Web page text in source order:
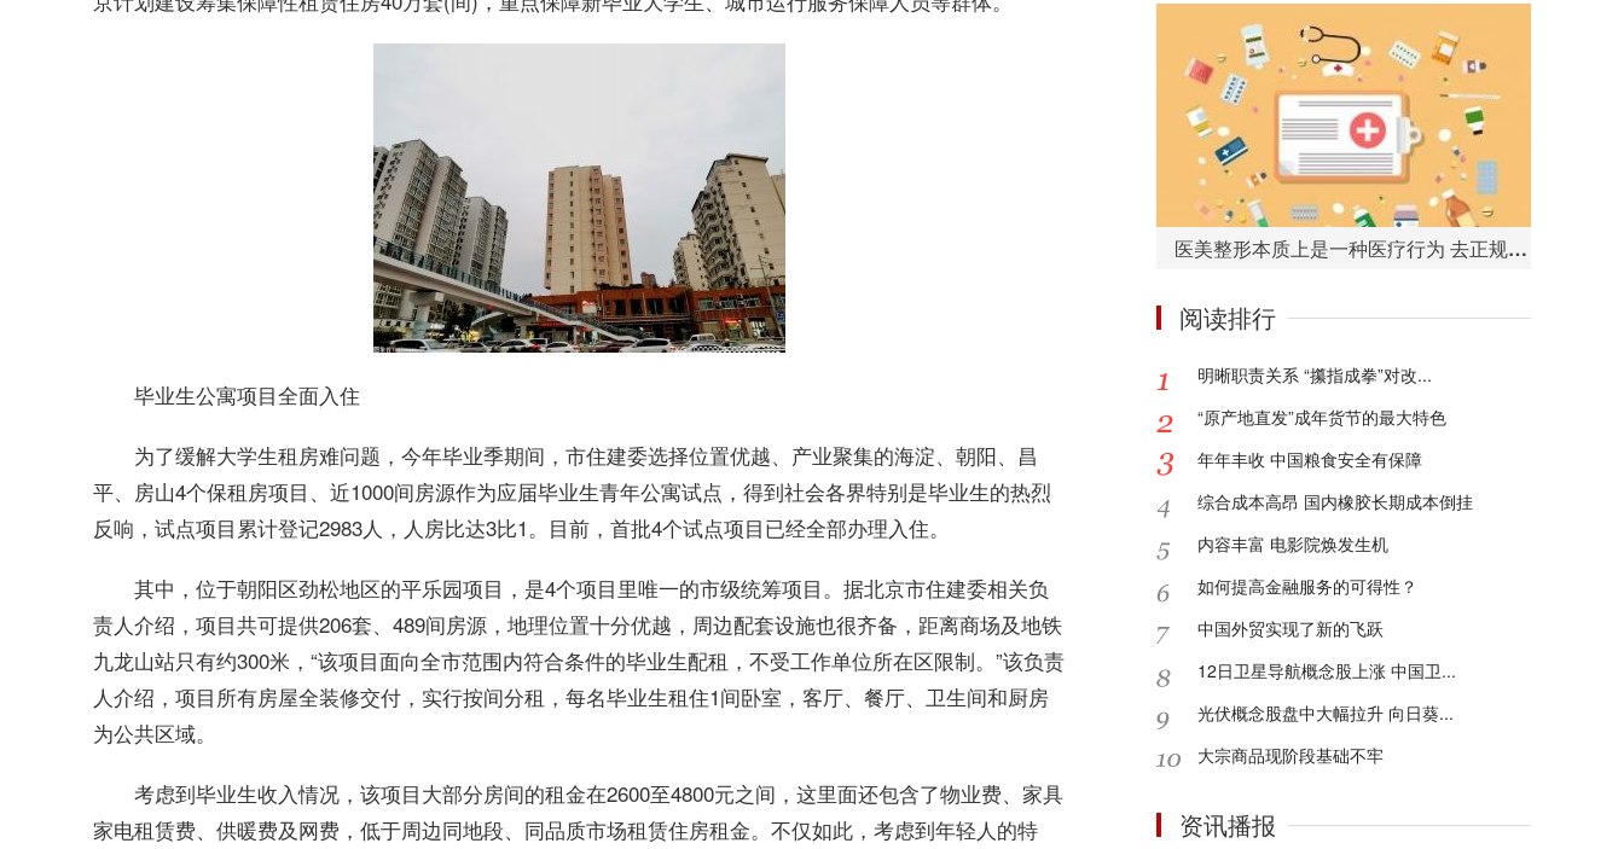
毕业生公寓项目全面入住
为了缓解大学生租房难问题，今年毕业季期间，市住建委选择位置优越、产业聚集的海淀、朝阳、昌
平、房山4个保租房项目、近1000间房源作为应届毕业生青年公寓试点，得到社会各界特别是毕业生的热烈
反响，试点项目累计登记2983人，人房比达3比1。目前，首批4个试点项目已经全部办理入住。
其中，位于朝阳区劲松地区的平乐园项目，是4个项目里唯一的市级统筹项目。据北京市住建委相关负
责人介绍，项目共可提供206套、489间房源，地理位置十分优越，周边配套设施也很齐备，距离商场及地铁
九龙山站只有约300米，“该项目面向全市范围内符合条件的毕业生配租，不受工作单位所在区限制。”该负责
人介绍，项目所有房屋全装修交付，实行按间分租，每名毕业生租住1间卧室，客厅、餐厅、卫生间和厨房
为公共区域。
考虑到毕业生收入情况，该项目大部分房间的租金在2600至4800元之间，这里面还包含了物业费、家具
家电租赁费、供暖费及网费，低于周边同地段、同品质市场租赁住房租金。不仅如此，考虑到年轻人的特
医美整形本质上是一种医疗行为 去正规的医院或者机构很重要
阅读排行
明晰职责关系 “攥指成拳”对改...
“原产地直发”成年货节的最大特色
年年丰收 中国粮食安全有保障
综合成本高昂 国内橡胶长期成本倒挂
内容丰富 电影院焕发生机
如何提高金融服务的可得性？
中国外贸实现了新的飞跃
12日卫星导航概念股上涨 中国卫...
光伏概念股盘中大幅拉升 向日葵...
大宗商品现阶段基础不牢
资讯播报